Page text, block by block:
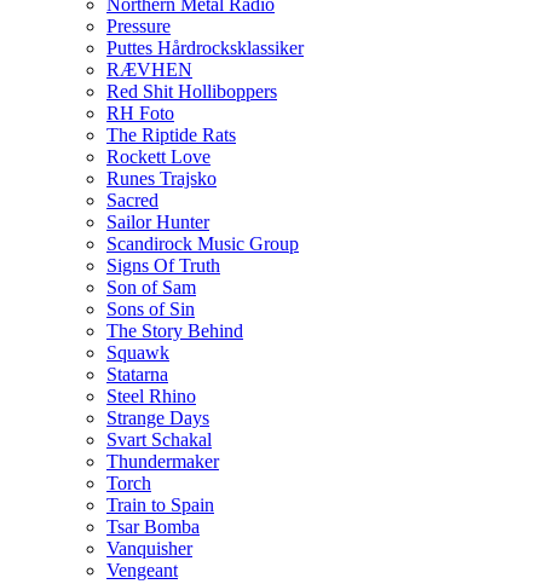
Northern Metal Radio
Pressure
Puttes Hårdrocksklassiker
RÆVHEN
Red Shit Holliboppers
RH Foto
The Riptide Rats
Rockett Love
Runes Trajsko
Sacred
Sailor Hunter
Scandirock Music Group
Signs Of Truth
Son of Sam
Sons of Sin
The Story Behind
Squawk
Statarna
Steel Rhino
Strange Days
Svart Schakal
Thundermaker
Torch
Train to Spain
Tsar Bomba
Vanquisher
Vengeant